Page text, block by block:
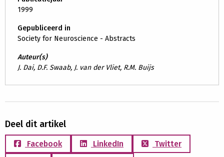
1999
Gepubliceerd in
Society for Neuroscience - Abstracts
Auteur(s)
J. Dai, D.F. Swaab, J. van der Vliet, R.M. Buijs
Deel dit artikel
Facebook LinkedIn
Twitter